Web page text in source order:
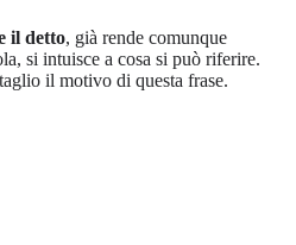
il detto, già rende comunque
si intuisce a cosa si può riferire.
il motivo di questa frase.